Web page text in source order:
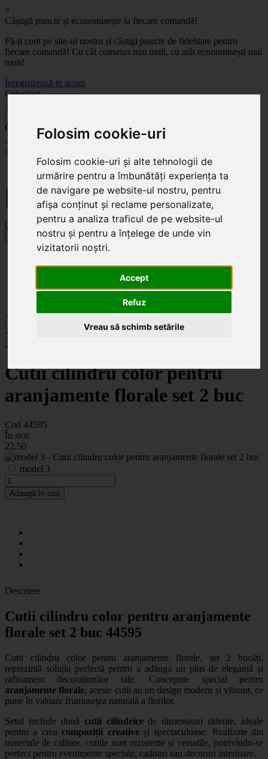
Folosim cookie-uri
Folosim cookie-uri și alte tehnologii de
urmărire pentru a îmbunătăți experiența ta
de navigare pe website-ul nostru, pentru
afișa conținut și reclame personalizate,
pentru a analiza traficul de pe website-ul
nostru și pentru a înțelege de unde vin
vizitatorii noștri.
Accept
Refuz
Vreau să schimb setările
×
Câștigă puncte și economisește la fiecare comandă!
Fă-ți cont pe site-ul nostru și câștigi puncte de fidelitate pentru
fiecare comandă! Cu cât comanzi mai mult, cu atât economisești mai
mult!
Înregistrează-te acum
Celoplast
Celoplast
Transportul este GRATUIT pentru comenzile mai mari de 350 Lei. Comanda minimă în
valoare de 100 Lei. Expediere în 1 - 2 zile lucrătoare.
0
Toggle navigation
Categorii
Promoții
< înapoi la Cutii flori
Cutii cilindru color pentru
aranjamente florale set 2 buc
Cod 44595
În stoc
22.50
model 3
Adaugă în coș
Descriere
Cutii cilindru color pentru aranjamente
florale set 2 buc 44595
Cutii cilindru color pentru aranjamente florale, set 2 bucăți,
reprezintă soluția perfectă pentru a adăuga un plus de eleganță și
rafinament decorațiunilor tale. Concepute special pentru
aranjamente florale, aceste cutii au un design modern și vibrant, ce
pune în valoare frumusețea naturală a florilor.
Setul include două cutii cilindricede dimensiuni diferite, ideale
pentru a crea compoziții creativeși spectaculoase. Realizate din
materiale de calitate, cutiile sunt rezistente și versatile, potrivindu-se
perfect pentru evenimente speciale, cadouri sau decoruri interioare.